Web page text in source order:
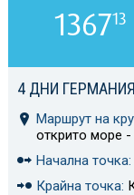
4 ДНИ
Маршрут на
открито море
Начална точка:
Крайна точка:
136713